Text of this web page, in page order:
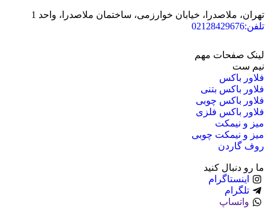
تهران، ملاصدرا، خیابان خوارزمی، ساختمان ملاصدرا، واحد 1
تلفن:02128429676
لینک صفحات مهم
نیم ست
فلاور باکس
فلاور باکس بتنی
فلاور باکس چوبی
فلاور باکس فلزی
میز و نیمکت
میز و نیمکت چوبی
روف گاردن
ما رو دنبال کنید
اینستاگرام
تلگرام
واتساپ